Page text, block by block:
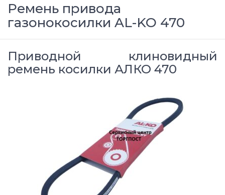
Ремень привода
газонокосилки AL-KO 470
Приводной клиновидный
ремень косилки АЛКО 470